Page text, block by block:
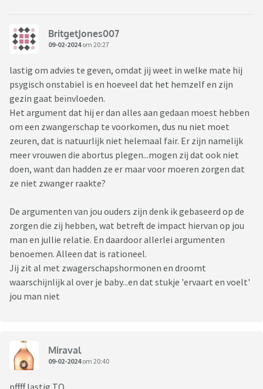
BritgetJones007
09-02-2024om 20:27
lastig om advies te geven, omdat jij weet in welke mate hij
psygisch onstabiel is en hoeveel dat het hemzelf en zijn
gezin gaat beïnvloeden.
Het argument dat hij er dan alles aan gedaan moest hebben
om een zwangerschap te voorkomen, dus nu niet moet
zeuren, dat is natuurlijk niet helemaal fair. Er zijn namelijk
meer vrouwen die abortus plegen...mogen zij dat ook niet
doen, want dan hadden ze er maar voor moeren zorgen dat
ze niet zwanger raakte?
De argumenten van jou ouders zijn denk ik gebaseerd op de
zorgen die zij hebben, wat betreft de impact hiervan op jou
man en jullie relatie. En daardoor allerlei argumenten
benoemen. Alleen dat is rationeel.
Jij zit al met zwagerschapshormonen en droomt
waarschijnlijk al over je baby...en dat stukje 'ervaart en voelt'
jou man niet
Miraval
09-02-2024om 20:40